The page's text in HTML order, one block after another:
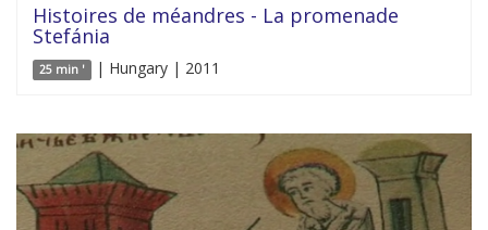
Histoires de méandres - La promenade
Stefánia
25 min ' | Hungary | 2011